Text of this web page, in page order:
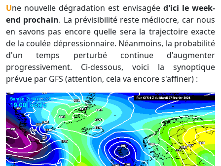
Une nouvelle dégradation est envisagée d'ici le week-
end prochain. La prévisibilité reste médiocre, car nous
en savons pas encore quelle sera la trajectoire exacte
de la coulée dépressionnaire. Néanmoins, la probabilité
d'un temps perturbé continue d'augmenter
progressivement. Ci-dessous, voici la synoptique
prévue par GFS (attention, cela va encore s'affiner) :